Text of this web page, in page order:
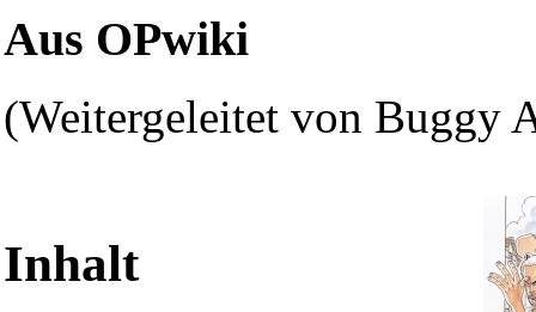
Aus OPwiki
(Weitergeleitet von Buggy
Inhalt